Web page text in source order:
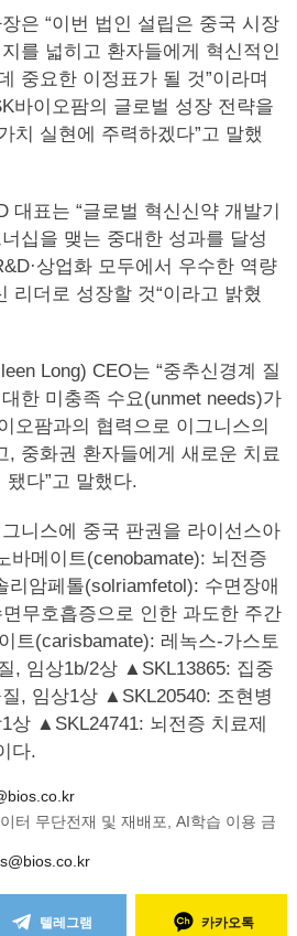
은 “이번 법인 설립은 중국 시장
를 넓히고 환자들에게 혁신적인
중요한 이정표가 될 것”이라며
바이오팜의 글로벌 성장 전략을
치 실현에 주력하겠다”고 말했
대표는 “글로벌 혁신신약 개발기
십을 맺는 중대한 성과를 달성
상업화 모두에서 우수한 역량
리더로 성장할 것“이라고 밝혔
Long) CEO는 “중추신경계 질
한 미충족 수요(unmet needs)가
오팜과의 협력으로 이그니스의
, 중화권 환자들에게 새로운 치료
다”고 말했다.
니스에 중국 판권을 라이선스아
메이트(cenobamate): 뇌전증
암페톨(solriamfetol): 수면장애
무호흡증으로 인한 과도한 주간
트(carisbamate): 레녹스-가스토
, 임상1b/2상 ▲SKL13865: 집중
, 임상1상 ▲SKL20540: 조현병
상 ▲SKL24741: 뇌전증 치료제
다.
터 무단전재 및 재배포, AI학습 이용 금
텔레그램 카카오톡